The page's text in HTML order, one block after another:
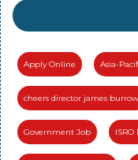
Apply Online Asia-
cheers director james
Government Job